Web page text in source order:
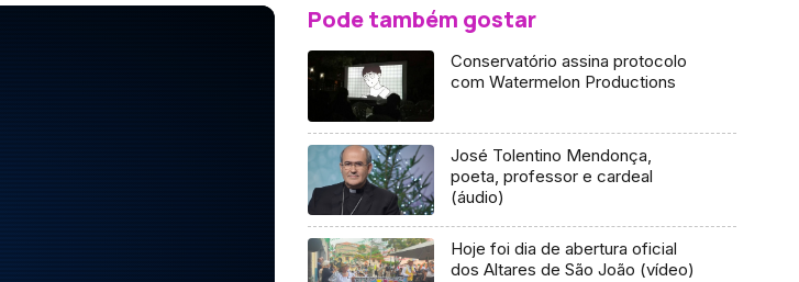
Pode também gostar
Conservatório assina protocolo
com Watermelon Productions
José Tolentino Mendonça,
poeta, professor e cardeal
(áudio)
Hoje foi dia de abertura oficial
dos Altares de São João (vídeo)